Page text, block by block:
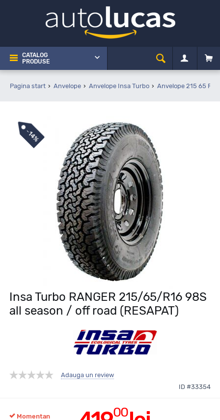
CATALOG
PRODUSE
Pagina start Anvelope Anvelope Insa Turbo Anvelope 215 65 R16
-14%
Insa Turbo RANGER 215/65/R16 98S
all season / off road (RESAPAT)
Adauga un review
ID #33354
00
Momentan